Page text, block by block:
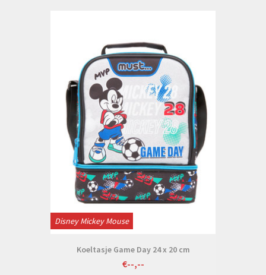
Disney Mickey Mouse
Koeltasje Game Day 24 x 20 cm
€--,--